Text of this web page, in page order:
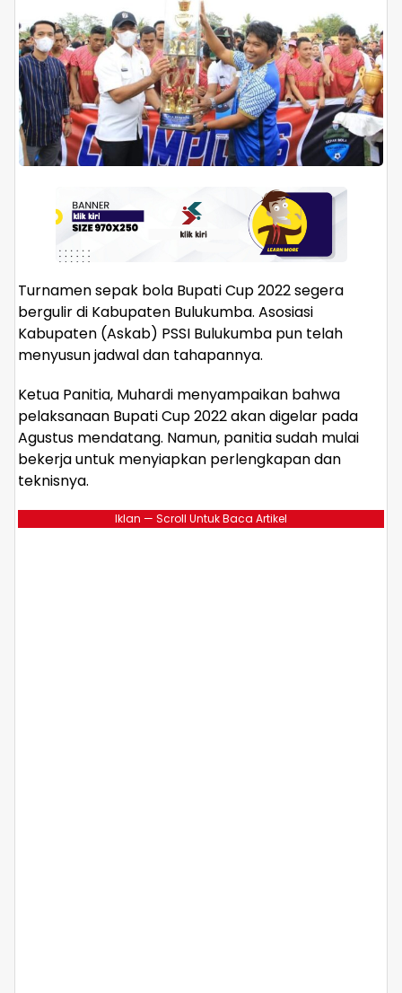
Turnamen sepak bola Bupati Cup 2022 segera
bergulir di Kabupaten Bulukumba. Asosiasi
Kabupaten (Askab) PSSI Bulukumba pun telah
menyusun jadwal dan tahapannya.
Ketua Panitia, Muhardi menyampaikan bahwa
pelaksanaan Bupati Cup 2022 akan digelar pada
Agustus mendatang. Namun, panitia sudah mulai
bekerja untuk menyiapkan perlengkapan dan
teknisnya.
Iklan — Scroll Untuk Baca Artikel